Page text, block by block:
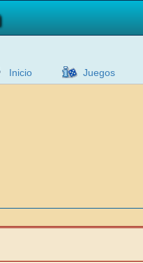
Inicio Juegos